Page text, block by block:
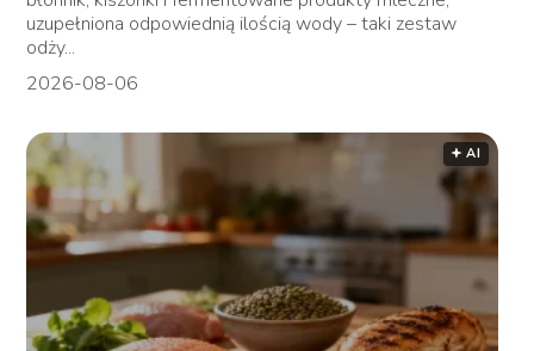
uzupełniona odpowiednią ilością wody – taki zestaw
odży...
2026-08-06
🟅 AI